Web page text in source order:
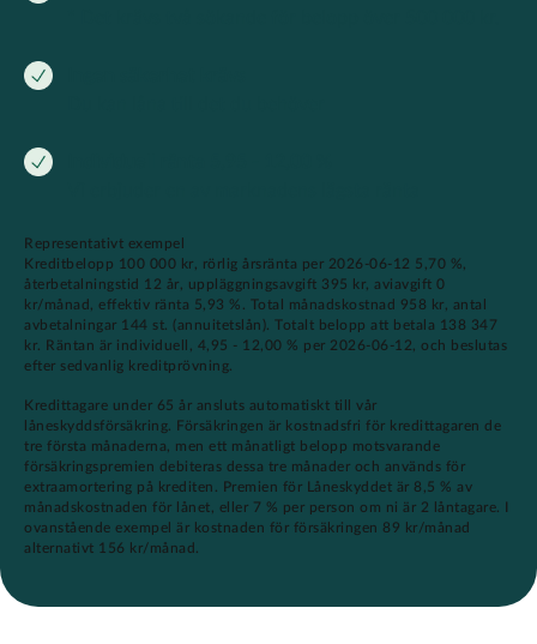
Representativt exempel
Kreditbelopp 100 000 kr, rörlig årsränta per 2026-06-12 5,70 %,
återbetalningstid 12 år, uppläggningsavgift 395 kr, aviavgift 0
kr/månad, effektiv ränta 5,93 %. Total månadskostnad 958 kr, antal
avbetalningar 144 st. (annuitetslån). Totalt belopp att betala 138 347
kr. Räntan är individuell, 4,95 - 12,00 % per 2026-06-12, och beslutas
efter sedvanlig kreditprövning.
Kredittagare under 65 år ansluts automatiskt till vår
låneskyddsförsäkring. Försäkringen är kostnadsfri för kredittagaren de
tre första månaderna, men ett månatligt belopp motsvarande
försäkringspremien debiteras dessa tre månader och används för
extraamortering på krediten. Premien för Låneskyddet är 8,5 % av
månadskostnaden för lånet, eller 7 % per person om ni är 2 låntagare. I
ovanstående exempel är kostnaden för försäkringen 89 kr/månad
alternativt 156 kr/månad.